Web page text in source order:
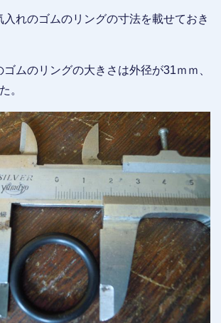
れのゴムのリングの寸法を載せておき
ムのリングの大きさは外径が31ｍｍ、
。